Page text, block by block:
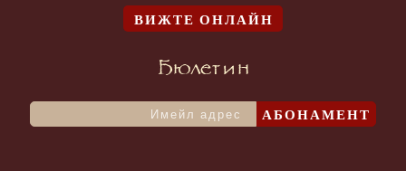
ВИЖТЕ ОНЛАЙН
Бюлетин
АБОНАМЕНТ